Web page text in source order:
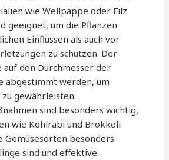
wie Wellpappe oder Filz
geeignet, um die Pflanzen
Einflüssen als auch vor
zu schützen. Der
den Durchmesser der
abgestimmt werden, um
gewährleisten.
sind besonders wichtig,
wie Kohlrabi und Brokkoli
Gemüsesorten besonders
sind und effektive